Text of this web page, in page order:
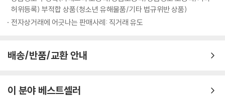
허위등록) 부적합 상품(청소년 유해물품/기타 법규위반 상품)
전자상거래에 어긋나는 판매사례: 직거래 유도
배송/반품/교환 안내
이 분야 베스트셀러